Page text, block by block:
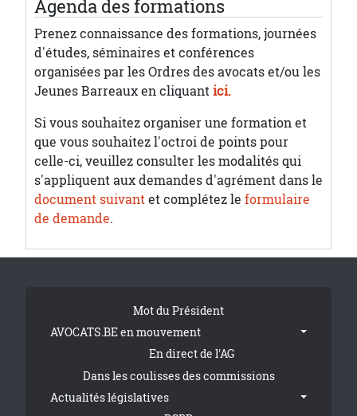
Agenda des formations
Prenez connaissance des formations, journées
d'études, séminaires et conférences
organisées par les Ordres des avocats et/ou les
Jeunes Barreaux en cliquantici.
Si vous souhaitez organiser une formation et
que vous souhaitez l'octroi de points pour
celle-ci, veuillez consulter les modalités qui
s'appliquent aux demandes d'agrément dans le
document suivantet complétez le formulaire
de demande.
Tribune FooterMot du Président
AVOCATS.BE en mouvement
En direct de l'AG
Dans les coulisses des commissions
Actualités législatives